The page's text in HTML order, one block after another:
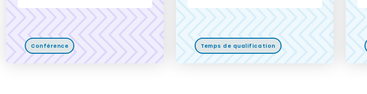
Conférence Temps de qualification